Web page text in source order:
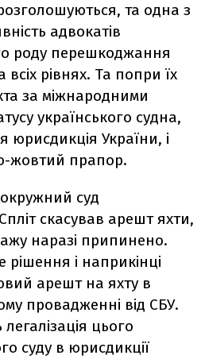
та одна з
адвокатів
роду перешкоджання
рівнях. Та попри їх
за міжнародними
українського судна,
України, і
жовтий прапор.
суд
скасував арешт яхти,
наразі припинено.
рішення і наприкінці
арешт на яхту в
провадженні від СБУ.
цього
суду в юрисдикції